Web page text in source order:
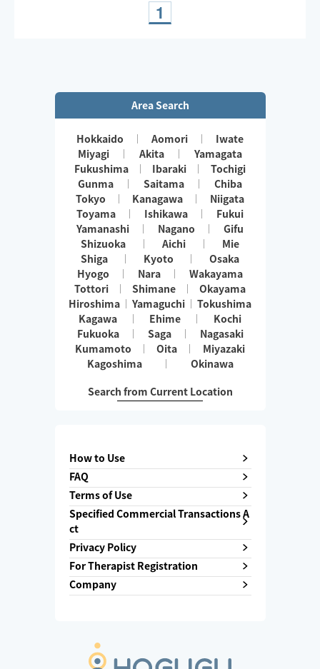
お好みメニューで癒しのひとときを…
1
Area Search
Hokkaido Aomori
Iwate
Miyagi
Akita
Yamagata
Fukushima
Ibaraki
Tochigi
Gunma
Saitama
Chiba
Tokyo
Kanagawa
Niigata
Toyama
Ishikawa
Fukui
Yamanashi
Nagano
Gifu
Shizuoka
Aichi
Mie
Shiga
Kyoto
Osaka
Hyogo
Nara
Wakayama
Tottori
Shimane
Okayama
Hiroshima
Yamaguchi
Tokushima
Kagawa
Ehime
Kochi
Fukuoka
Saga
Nagasaki
Kumamoto
Oita
Miyazaki
Kagoshima
Okinawa
Search from Current Location
How to Use
FAQ
Terms of Use
Specified Commercial Transactions A
ct
Privacy Policy
For Therapist Registration
Company